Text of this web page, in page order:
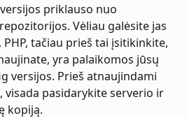
priklauso nuo
Vėliau galėsite jas
tačiau prieš tai įsitikinkite,
yra palaikomos jūsų
versijos. Prieš atnaujindami
pasidarykite serverio ir
kopiją.